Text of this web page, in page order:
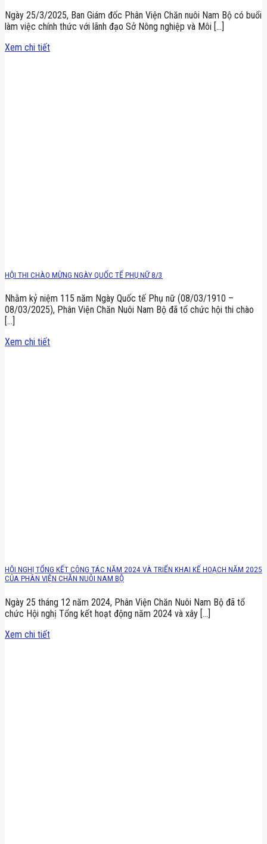
Ngày 25/3/2025, Ban Giám đốc Phân Viện Chăn nuôi Nam Bộ có buổi
làm việc chính thức với lãnh đạo Sở Nông nghiệp và Môi [...]
Xem chi tiết
HỘI THI CHÀO MỪNG NGÀY QUỐC TẾ PHỤ NỮ 8/3
Nhằm kỷ niệm 115 năm Ngày Quốc tế Phụ nữ (08/03/1910 –
08/03/2025), Phân Viện Chăn Nuôi Nam Bộ đã tổ chức hội thi chào
[...]
Xem chi tiết
HỘI NGHỊ TỔNG KẾT CÔNG TÁC NĂM 2024 VÀ TRIỂN KHAI KẾ HOẠCH NĂM 2025
CỦA PHÂN VIỆN CHĂN NUÔI NAM BỘ
Ngày 25 tháng 12 năm 2024, Phân Viện Chăn Nuôi Nam Bộ đã tổ
chức Hội nghị Tổng kết hoạt động năm 2024 và xây [...]
Xem chi tiết